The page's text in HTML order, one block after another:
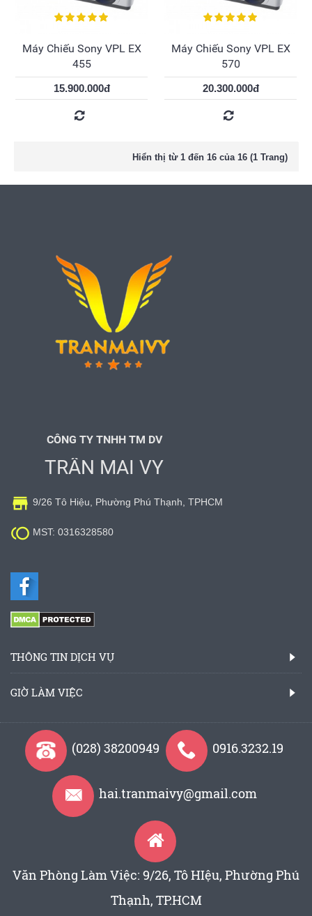
Máy Chiếu Sony VPL EX
455
15.900.000đ
Máy Chiếu Sony VPL EX
570
20.300.000đ
Hiển thị từ 1 đến 16 của 16 (1 Trang)
CÔNG TY TNHH TM DV
TRẦN MAI VY
 9/26 Tô Hiệu, Phường Phú Thạnh, TPHCM
 MST: 0316328580
THÔNG TIN DỊCH VỤ
GIỜ LÀM VIỆC
(028) 38200949 0916.3232.19
hai.tranmaivy@gmail.com
Văn Phòng Làm Việc: 9/26, Tô HIệu, Phường Phú
Thạnh, TP.HCM